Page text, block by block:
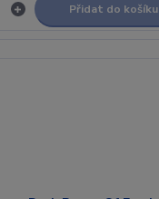
Přidat do košíku